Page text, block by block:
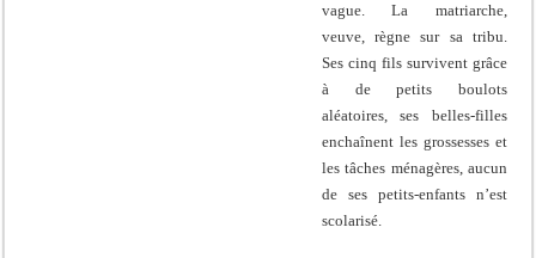
vague. La matriarche,
veuve, règne sur sa tribu.
Ses cinq fils survivent grâce
à de petits boulots
aléatoires, ses belles-filles
enchaînent les grossesses et
les tâches ménagères, aucun
de ses petits-enfants n’est
scolarisé.